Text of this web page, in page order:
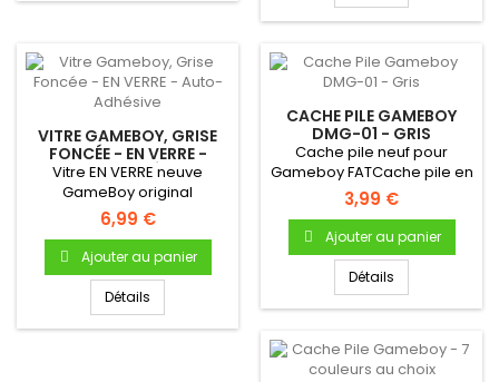
VITRE GAMEBOY, GRISE
FONCÉE - EN VERRE -
AUTO-ADHÉSIVE
Vitre EN VERRE neuve
GameBoy original
(Gameboy Fat) -
Autocollante -...
6,99 €
Ajouter au panier
Détails
CACHE PILE GAMEBOY
DMG-01 - GRIS
Cache pile neuf pour
Gameboy FATCache pile en
plastique Pour Gameboy...
3,99 €
Ajouter au panier
Détails